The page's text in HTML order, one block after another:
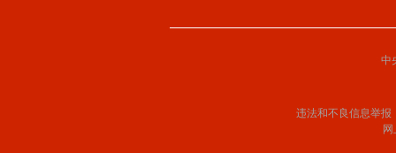
中
违法和不良信息举报